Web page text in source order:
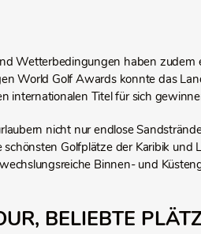
Wetterbedingungen haben
World Golf Awards konnte das
internationalen Titel für sich
nicht nur endlose
Golfplätze der Karibik und
Binnen- und
BELIEBTE